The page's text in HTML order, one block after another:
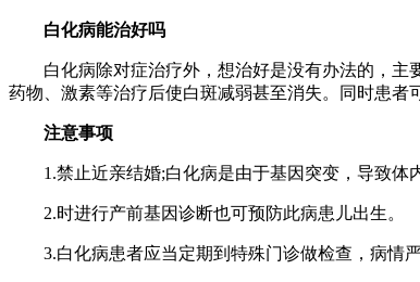
白化病能治好吗
白化病除对症治疗外，想治好是没有办法的，主要
药物、激素等治疗后使白斑减弱甚至消失。同时患者
注意事项
1.禁止近亲结婚;白化病是由于基因突变，导致体
2.时进行产前基因诊断也可预防此病患儿出生。
3.白化病患者应当定期到特殊门诊做检查，病情严